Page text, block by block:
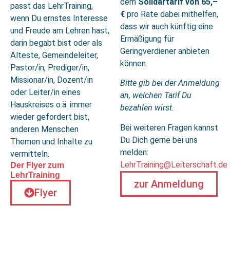
passt das LehrTraining,
wenn Du ernstes Interesse
und Freude am Lehren hast,
darin begabt bist oder als
Älteste, Gemeindeleiter,
Pastor/in, Prediger/in,
Missionar/in, Dozent/in
oder Leiter/in eines
Hauskreises o.ä. immer
wieder gefordert bist,
anderen Menschen
Themen und Inhalte zu
vermitteln.
Der Flyer zum
LehrTraining
Flyer
€ pro Rate dabei mithelfen,
dass wir auch künftig eine
Ermäßigung für
Geringverdiener anbieten
können.
Bitte gib bei der Anmeldung
an, welchen Tarif Du
bezahlen wirst.
Bei weiteren Fragen kannst
Du Dich gerne bei uns
melden:
LehrTraining@Leiterschaft.de
zur Anmeldung